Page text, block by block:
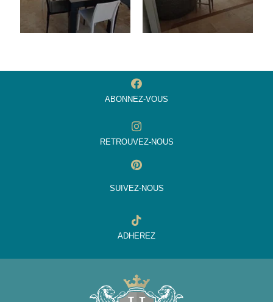
ABONNEZ-VOUS
RETROUVEZ-NOUS
SUIVEZ-NOUS
ADHEREZ